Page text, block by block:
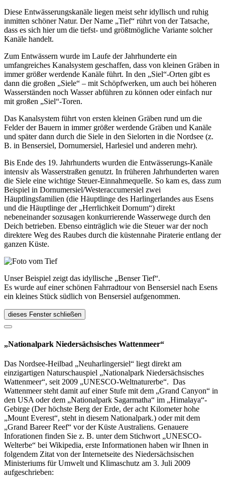
Diese Entwässerungskanäle liegen meist sehr idyllisch und ruhig
inmitten schöner Natur. Der Name „Tief“ rührt von der Tatsache,
dass es sich hier um die tiefst- und größtmögliche Variante solcher
Kanäle handelt.
Zum Entwässern wurde im Laufe der Jahrhunderte ein
umfangreiches Kanalsystem geschaffen, dass von kleinen Gräben in
immer größer werdende Kanäle führt. In den „Siel“-Orten gibt es
dann die großen „Siele“ – mit Schöpfwerken, um auch bei höheren
Wasserständen noch Wasser abführen zu können oder einfach nur
mit großen „Siel“-Toren.
Das Kanalsystem führt von ersten kleinen Gräben rund um die
Felder der Bauern in immer größer werdende Gräben und Kanäle
und später dann durch die Siele in den Sielorten in die Nordsee (z.
B. in Bensersiel, Dornumersiel, Harlesiel und anderen mehr).
Bis Ende des 19. Jahrhunderts wurden die Entwässerungs-Kanäle
intensiv als Wasserstraßen genutzt. In früheren Jahrhunderten waren
die Siele eine wichtige Steuer-Einnahmequelle. So kam es, dass zum
Beispiel in Dornumersiel/Westeraccumersiel zwei
Häuptlingsfamilien (die Häuptlinge des Harlingerlandes aus Esens
und die Häuptlinge der „Herrlichkeit Dornum“) direkt
nebeneinander sozusagen konkurrierende Wasserwege durch den
Deich betrieben. Ebenso einträglich wie die Steuer war der noch
direktere Weg des Raubes durch die küstennahe Piraterie entlang der
ganzen Küste.
Unser Beispiel zeigt das idyllische „Benser Tief“.
Es wurde auf einer schönen Fahrradtour von Bensersiel nach Esens
ein kleines Stück südlich von Bensersiel aufgenommen.
dieses Fenster schließen
„Nationalpark Niedersächsisches Wattenmeer“
Das Nordsee-Heilbad „Neuharlingersiel“ liegt direkt am
einzigartigen Naturschauspiel „Nationalpark Niedersächsisches
Wattenmeer“, seit 2009 „UNESCO-Weltnaturerbe“. Das
Wattenmeer steht damit auf einer Stufe mit dem „Grand Canyon“ in
den USA oder dem „Nationalpark Sagarmatha“ im „Himalaya“-
Gebirge (Der höchste Berg der Erde, der acht Kilometer hohe
„Mount Everest“, steht in diesem Nationalpark.) oder mit dem
„Grand Bareer Reef“ vor der Küste Australiens. Genauere
Inforationen finden Sie z. B. unter dem Stichwort „UNESCO-
Welterbe“ bei Wikipedia, erste Informationen haben wir Ihnen in
folgendem Zitat von der Internetseite des Niedersächsischen
Ministeriums für Umwelt und Klimaschutz am 3. Juli 2009
aufgeschrieben: